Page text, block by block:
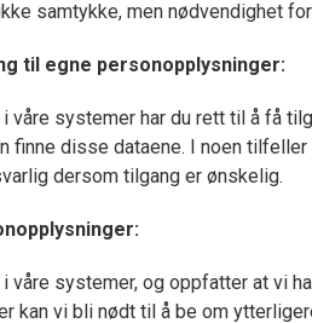
samtykke, men nødvendighet
til egne personopplysninger:
våre systemer har du rett til å få
finne disse dataene. I noen
dersom tilgang er ønskelig.
våre systemer, og oppfatter at vi
kan vi bli nødt til å be om